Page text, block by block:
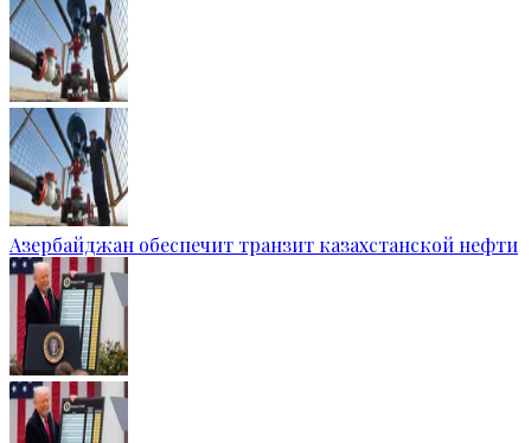
Азербайджан обеспечит транзит казахстанской нефти